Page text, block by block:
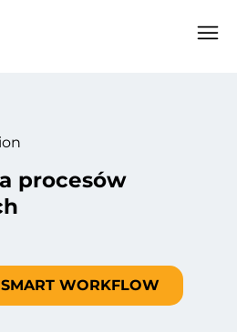
procesów
WORKFLOW